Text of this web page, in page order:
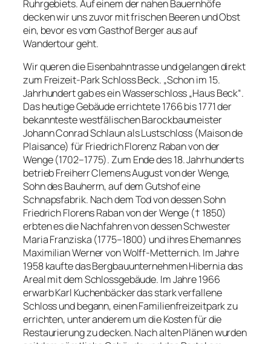
Ruhrgebiets. Auf einem der nahen Bauernhöfe
decken wir uns zuvor mit frischen Beeren und Obst
ein, bevor es vom Gasthof Berger aus auf
Wandertour geht.
Wir queren die Eisenbahntrasse und gelangen direkt
zum Freizeit-Park Schloss Beck. „Schon im 15.
Jahrhundert gab es ein Wasserschloss „Haus Beck“.
Das heutige Gebäude errichtete 1766 bis 1771 der
bekannteste westfälischen Barockbaumeister
Johann Conrad Schlaun als Lustschloss (Maison de
Plaisance) für Friedrich Florenz Raban von der
Wenge (1702–1775). Zum Ende des 18. Jahrhunderts
betrieb Freiherr Clemens August von der Wenge,
Sohn des Bauherrn, auf dem Gutshof eine
Schnapsfabrik. Nach dem Tod von dessen Sohn
Friedrich Florens Raban von der Wenge († 1850)
erbten es die Nachfahren von dessen Schwester
Maria Franziska (1775–1800) und ihres Ehemannes
Maximilian Werner von Wolff-Metternich. Im Jahre
1958 kaufte das Bergbauunternehmen Hibernia das
Areal mit dem Schlossgebäude. Im Jahre 1966
erwarb Karl Kuchenbäcker das stark verfallene
Schloss und begann, einen Familienfreizeitpark zu
errichten, unter anderem um die Kosten für die
Restaurierung zu decken. Nach alten Plänen wurden